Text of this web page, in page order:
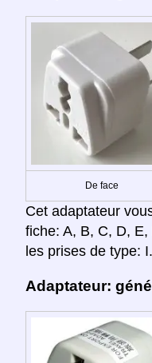
De face
Cet adaptateur
fiche: A, B, C, D,
les prises de type: I.
Adaptateur: